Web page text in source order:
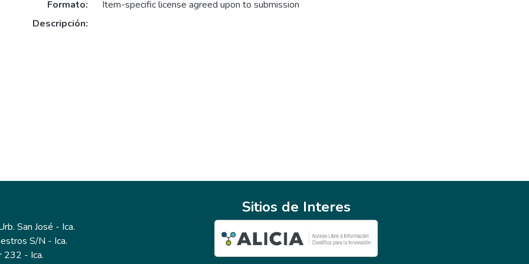
Formato:
Item-specific license agreed upon to submission
Descripción:
San José - Ica.
S/N - Ica.
232 - Ica.
Sitios de Interes